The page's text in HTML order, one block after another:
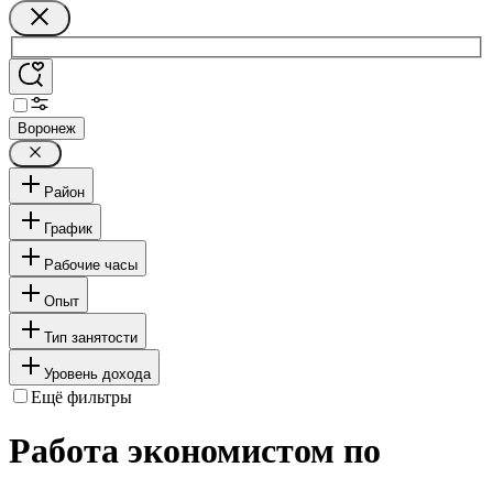
Воронеж
Район
График
Рабочие часы
Опыт
Тип занятости
Уровень дохода
Ещё фильтры
Работа экономистом по